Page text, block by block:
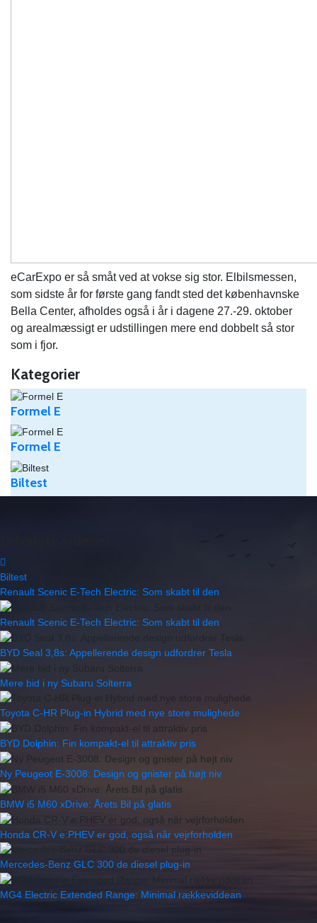
eCarExpo er så småt ved at vokse sig stor. Elbilsmessen,
som sidste år for første gang fandt sted det københavnske
Bella Center, afholdes også i år i dagene 27.-29. oktober
og arealmæssigt er udstillingen mere end dobbelt så stor
som i fjor.
Kategorier
Formel E
Formel E
Biltest
Biltest
Renault Scenic E-Tech Electric: Som skabt til den
Renault Scenic E-Tech Electric: Som skabt til den
BYD Seal 3,8s: Appellerende design udfordrer Tesla
Mere bid i ny Subaru Solterra
Toyota C-HR Plug-in Hybrid med nye store mulighede
BYD Dolphin: Fin kompakt-el til attraktiv pris
Ny Peugeot E-3008: Design og gnister på højt niv
BMW i5 M60 xDrive: Årets Bil på glatis
Honda CR-V e:PHEV er god, også når vejrforholden
Mercedes-Benz GLC 300 de diesel plug-in
MG4 Electric Extended Range: Minimal rækkeviddean